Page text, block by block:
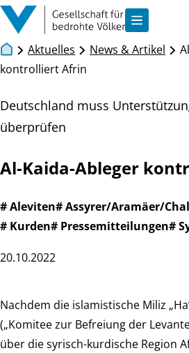
Zum Inhalt springen
Aktuelles
News & Artikel
kontrolliert Afrin
Deutschland muss
überprüfen
Al-Kaida-Ableger
# Aleviten# Assyrer/Aramäer/
# Kurden# Pressemitteilungen#
20.10.2022
Nachdem die islamistische Miliz
(„Komitee zur Befreiung der
über die syrisch-kurdische Region